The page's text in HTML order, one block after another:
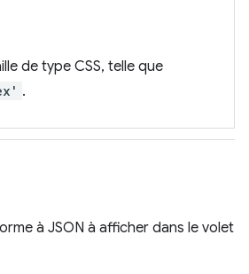
de type CSS, telle que
.
à JSON à afficher dans le volet